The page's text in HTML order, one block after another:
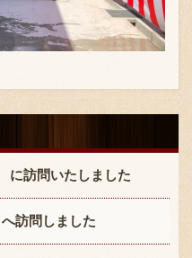
訪問いたしました
訪問しました